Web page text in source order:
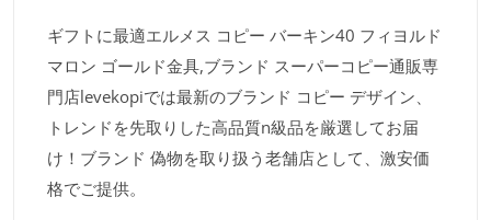
ギフトに最適エルメス コピー バーキン40 フィヨルド
マロン ゴールド金具,ブランド スーパーコピー通販専
門店levekopiでは最新のブランド コピー デザイン、
トレンドを先取りした高品質n級品を厳選してお届
け！ブランド 偽物を取り扱う老舗店として、激安価
格でご提供。